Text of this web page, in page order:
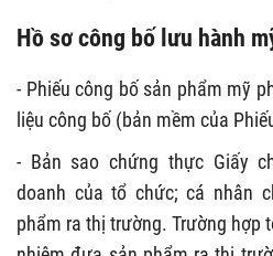
Hồ sơ công bố lưu hành
- Phiếu công bố sản phẩm mỹ
liệu công bố (bản mềm của
- Bản sao chứng thực Giấy
doanh của tổ chức; cá nhân
phẩm ra thị trường. Trường hợp